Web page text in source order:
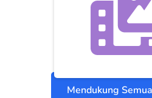
Mendukung